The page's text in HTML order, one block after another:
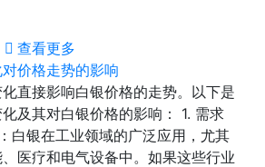
查看更多
价格走势的影响
直接影响白银价格的走势。以下是
及其对白银价格的影响： 1. 需求
白银在工业领域的广泛应用，尤其
医疗和电气设备中。如果这些行业